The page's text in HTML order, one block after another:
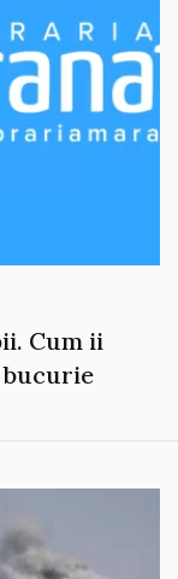
Cum ii
bucurie